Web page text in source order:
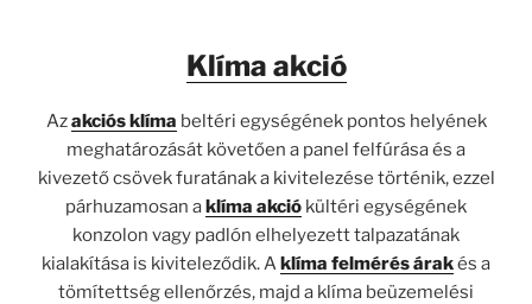
Klíma akció
Azakciós klíma beltéri egységének pontos helyének
meghatározását követően a panel felfúrása és a
kivezető csövek furatának a kivitelezése történik, ezzel
párhuzamosan aklíma akció kültéri egységének
konzolon vagy padlón elhelyezett talpazatának
kialakítása is kiviteleződik. Aklíma felmérés árakés a
tömítettség ellenőrzés, majd a klíma beüzemelési